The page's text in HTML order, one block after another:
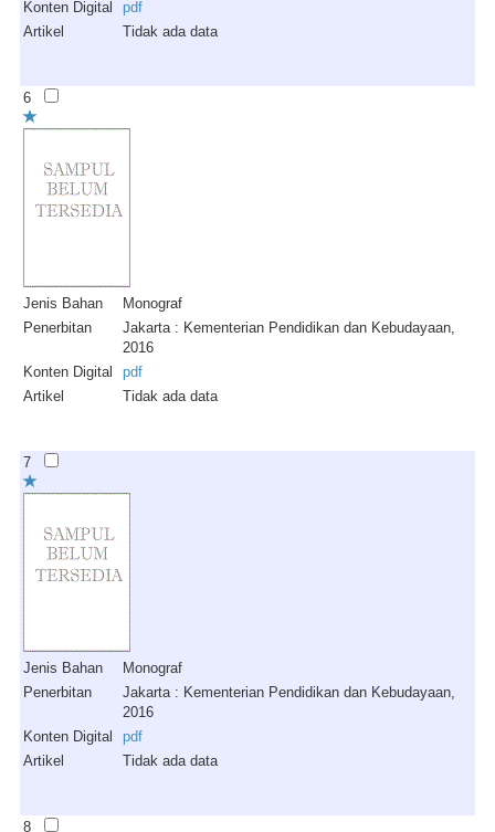
Konten Digital
pdf
Artikel
Tidak ada data
6
Jenis Bahan
Monograf
Penerbitan
Jakarta : Kementerian Pendidikan dan Kebudayaan,
2016
Konten Digital
pdf
Artikel
Tidak ada data
7
Jenis Bahan
Monograf
Penerbitan
Jakarta : Kementerian Pendidikan dan Kebudayaan,
2016
Konten Digital
pdf
Artikel
Tidak ada data
8